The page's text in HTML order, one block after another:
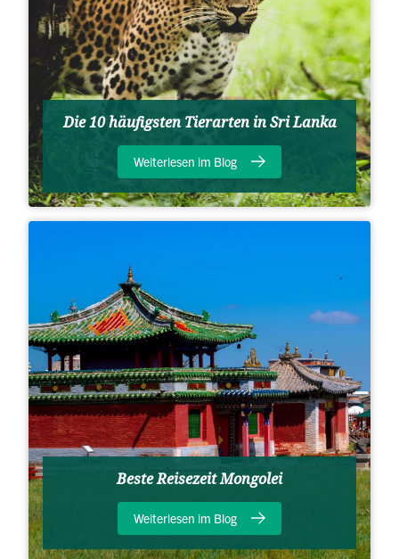
Die 10 häufigsten Tierarten in Sri Lanka
Weiterlesen im Blog
Beste Reisezeit Mongolei
Weiterlesen im Blog